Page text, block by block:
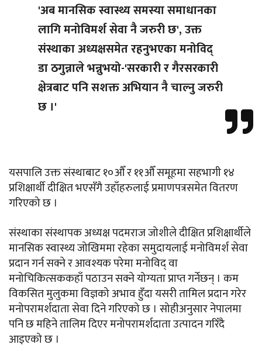
'अब मानसिक स्वास्थ्य समस्या समाधानका
लागि मनोविमर्श सेवा नै जरुरी छ', उक्त
संस्थाका अध्यक्षसमेत रहनुभएका मनोविद्
डा ठगुन्नाले भन्नुभयो-'सरकारी र गैरसरकारी
क्षेत्रबाट पनि सशक्त अभियान नै चाल्नु जरुरी
छ ।'
यसपालि उक्त संस्थाबाट १०औँ र ११औँ समूहमा सहभागी १४
प्रशिक्षार्थी दीक्षित भएसँगै उहाँहरुलाई प्रमाणपत्रसमेत वितरण
गरिएको छ ।
संस्थाका संस्थापक अध्यक्ष पदमराज जोशीले दीक्षित प्रशिक्षार्थीले
मानसिक स्वास्थ्य जोखिममा रहेका समुदायलाई मनोविमर्श सेवा
प्रदान गर्न सक्ने र आवश्यक परेमा मनोविद् वा
मनोचिकित्सककहाँ पठाउन सक्ने योग्यता प्राप्त गर्नेछन् । कम
विकसित मुलुकमा विज्ञको अभाव हुँदा यसरी तामिल प्रदान गरेर
मनोपरामर्शदाता सेवा दिने गरिएको छ । सोहीअनुसार नेपालमा
पनि छ महिने तालिम दिएर मनोपरामर्शदाता उत्पादन गरिँदै
आइएको छ ।